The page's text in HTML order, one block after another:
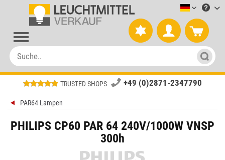
TRUSTED SHOPS +49 (0)2871-2347790
PAR64 Lampen
PHILIPS CP60 PAR 64 240V/1000W VNSP
300h